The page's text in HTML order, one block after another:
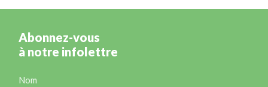
Abonnez-vous
à notre infolettre